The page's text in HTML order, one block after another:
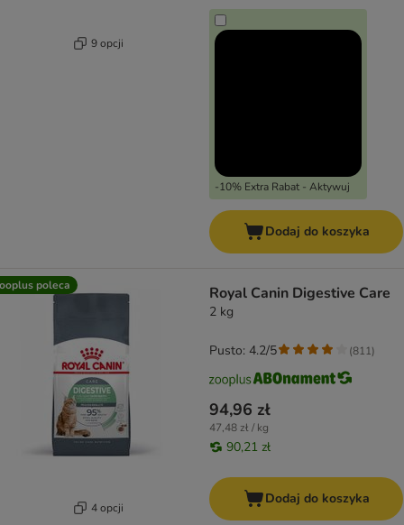
9 opcji
-10% Extra Rabat - Aktywuj
Dodaj do koszyka
poleca
4 opcji
Royal Canin Digestive Care
2 kg
94,96 zł
47,48 zł / kg
90,21 zł
Pusto: 4.2/5 (811)
Dodaj do koszyka